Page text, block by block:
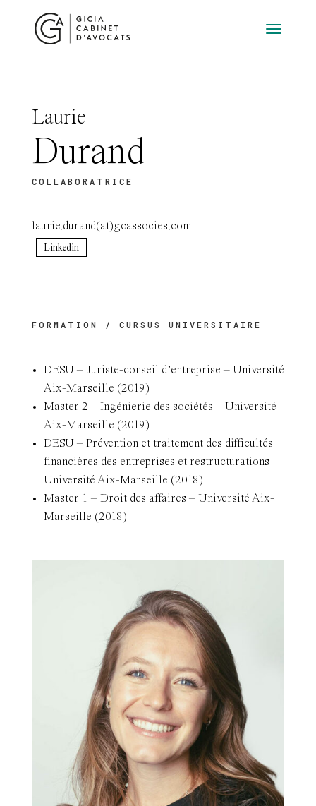
Laurie
Durand
COLLABORATRICE
laurie.durand(at)gcassocies.com
Linkedin
FORMATION / CURSUS UNIVERSITAIRE
DESU – Juriste-conseil d’entreprise – Université
Aix-Marseille (2019)
Master 2 – Ingénierie des sociétés – Université
Aix-Marseille (2019)
DESU – Prévention et traitement des difficultés
financières des entreprises et restructurations –
Université Aix-Marseille (2018)
Master 1 – Droit des affaires – Université Aix-
Marseille (2018)